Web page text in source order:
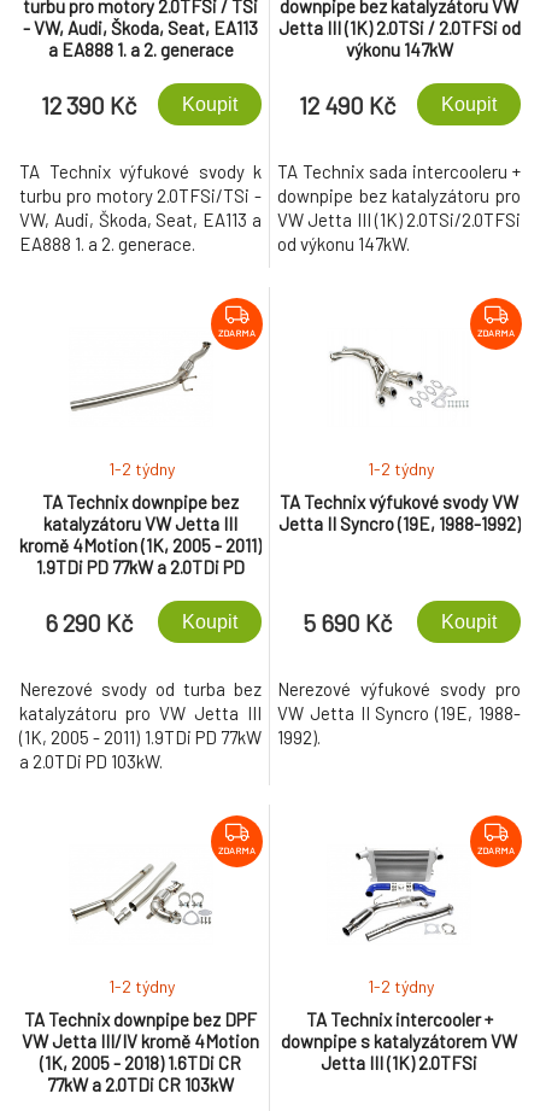
turbu pro motory 2.0TFSi / TSi
- VW, Audi, Škoda, Seat, EA113
a EA888 1. a 2. generace
12 390 Kč Koupit
TA Technix výfukové svody k
turbu pro motory 2.0TFSi/TSi -
VW, Audi, Škoda, Seat, EA113 a
EA888 1. a 2. generace.
downpipe bez katalyzátoru VW
Jetta III (1K) 2.0TSi / 2.0TFSi od
výkonu 147kW
12 490 Kč Koupit
TA Technix sada intercooleru +
downpipe bez katalyzátoru pro
VW Jetta III (1K) 2.0TSi/2.0TFSi
od výkonu 147kW.
ZDARMA
TA Technix downpipe bez
katalyzátoru VW Jetta III
kromě 4Motion (1K, 2005 - 2011)
1.9TDi PD 77kW a 2.0TDi PD
1-2 týdny
6 290 Kč Koupit
Nerezové svody od turba bez
katalyzátoru pro VW Jetta III
(1K, 2005 - 2011) 1.9TDi PD 77kW
a 2.0TDi PD 103kW.
ZDARMA
TA Technix výfukové svody VW
Jetta II Syncro (19E, 1988-1992)
1-2 týdny
5 690 Kč Koupit
Nerezové výfukové svody pro
VW Jetta II Syncro (19E, 1988-
1992).
ZDARMA
TA Technix downpipe bez DPF
VW Jetta III/IV kromě 4Motion
(1K, 2005 - 2018) 1.6TDi CR
77kW a 2.0TDi CR 103kW
1-2 týdny
ZDARMA
TA Technix intercooler +
downpipe s katalyzátorem VW
Jetta III (1K) 2.0TFSi
1-2 týdny